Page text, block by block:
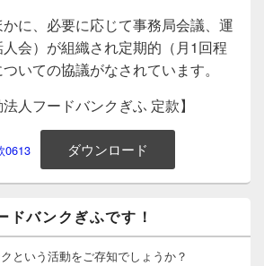
に、必要に応じて事務局会議、運
会）が組織され定期的（月1回程
いての協議がなされています。
人フードバンクぎふ 定款】
0613 ダウンロード
ドバンクぎふです！
という活動をご存知でしょうか？